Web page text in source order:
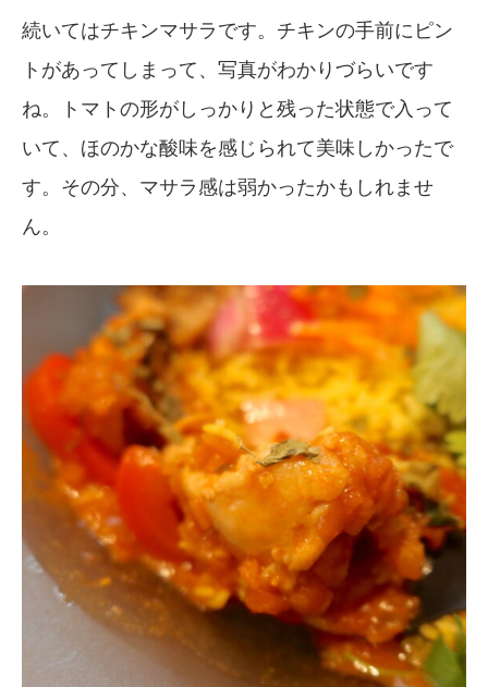
続いてはチキンマサラです。チキンの手前にピン
トがあってしまって、写真がわかりづらいです
ね。トマトの形がしっかりと残った状態で入って
いて、ほのかな酸味を感じられて美味しかったで
す。その分、マサラ感は弱かったかもしれませ
ん。